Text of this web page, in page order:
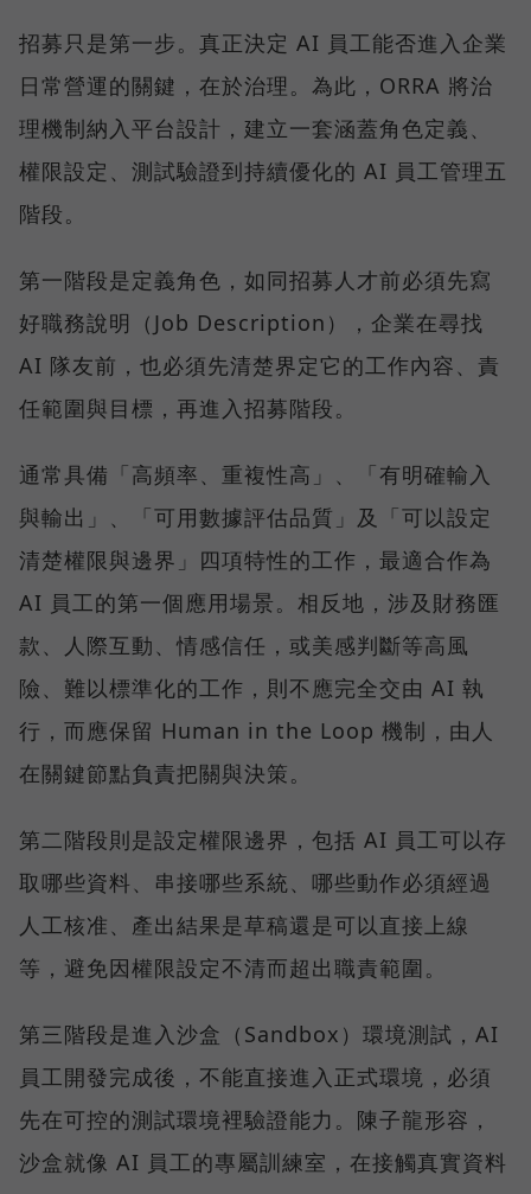
招募只是第一步。真正決定 AI 員工能否進入企業
日常營運的關鍵，在於治理。為此，ORRA 將治
理機制納入平台設計，建立一套涵蓋角色定義、
權限設定、測試驗證到持續優化的 AI 員工管理五
階段。
第一階段是定義角色，如同招募人才前必須先寫
好職務說明（Job Description），企業在尋找
AI 隊友前，也必須先清楚界定它的工作內容、責
任範圍與目標，再進入招募階段。
通常具備「高頻率、重複性高」、「有明確輸入
與輸出」、「可用數據評估品質」及「可以設定
清楚權限與邊界」四項特性的工作，最適合作為
AI 員工的第一個應用場景。相反地，涉及財務匯
款、人際互動、情感信任，或美感判斷等高風
險、難以標準化的工作，則不應完全交由 AI 執
行，而應保留 Human in the Loop 機制，由人
在關鍵節點負責把關與決策。
第二階段則是設定權限邊界，包括 AI 員工可以存
取哪些資料、串接哪些系統、哪些動作必須經過
人工核准、產出結果是草稿還是可以直接上線
等，避免因權限設定不清而超出職責範圍。
第三階段是進入沙盒（Sandbox）環境測試，AI
員工開發完成後，不能直接進入正式環境，必須
先在可控的測試環境裡驗證能力。陳子龍形容，
沙盒就像 AI 員工的專屬訓練室，在接觸真實資料